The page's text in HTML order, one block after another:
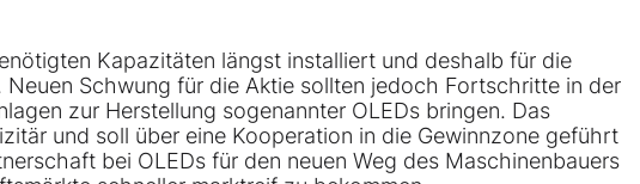
Kapazitäten längst installiert und deshalb für die
Schwung für die Aktie sollten jedoch Fortschritte in der
zur Herstellung sogenannter OLEDs bringen. Das
und soll über eine Kooperation in die Gewinnzone geführt
bei OLEDs für den neuen Weg des Maschinenbauers